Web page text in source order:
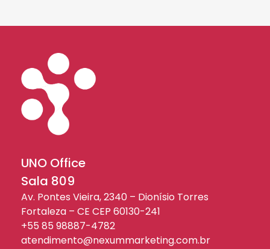
UNO Office
Sala 809
Av. Pontes Vieira, 2340 – Dionísio Torres
Fortaleza – CE CEP 60130-241
+55 85 98887-4782
atendimento@nexummarketing.com.br